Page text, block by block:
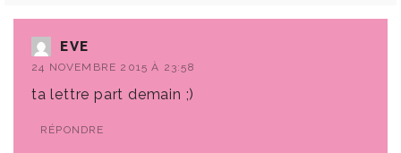
EVE
24 NOVEMBRE 2015 À 23:58
ta lettre part demain ;)
RÉPONDRE